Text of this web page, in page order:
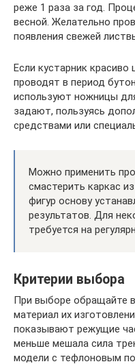
реже 1 раза за год.
весной. Желательно
появления свежей
Если кустарник
проводят в период
используют ножницы
задают, пользуясь
средствами или
Можно применить
смастерить каркас
фигур основу
результатов. Для
требуется на
Критерии выбора
При выборе обращайте
материал их
показывают режущие
меньше мешала сила
модели с тефлоновым